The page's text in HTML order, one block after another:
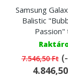
Samsung
Balistic
Passion"
7.546,50 Ft(-